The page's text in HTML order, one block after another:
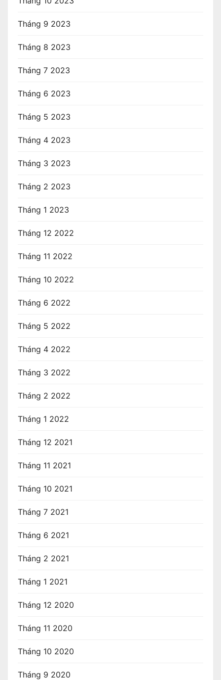
Tháng 9 2023
Tháng 8 2023
Tháng 7 2023
Tháng 6 2023
Tháng 5 2023
Tháng 4 2023
Tháng 3 2023
Tháng 2 2023
Tháng 1 2023
Tháng 12 2022
Tháng 11 2022
Tháng 10 2022
Tháng 6 2022
Tháng 5 2022
Tháng 4 2022
Tháng 3 2022
Tháng 2 2022
Tháng 1 2022
Tháng 12 2021
Tháng 11 2021
Tháng 10 2021
Tháng 7 2021
Tháng 6 2021
Tháng 2 2021
Tháng 1 2021
Tháng 12 2020
Tháng 11 2020
Tháng 10 2020
Tháng 9 2020